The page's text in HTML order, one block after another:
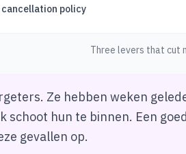
cancellation policy
Three levers that cut
Ze hebben weken
schoot hun te binnen. Een
gevallen op.